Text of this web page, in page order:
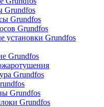
Grundfos
Grundfos
Grundfos
установки Grundfos
Grundfos
Grundfos
Grundfos
Grundfos